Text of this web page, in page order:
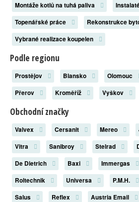
Montáže kotlů na tuhá paliva
Topenářské práce
Rekonstrukce
Vybrané realizace koupelen
Podle regionu
Prostějov Blansko Olomouc
Přerov
Kroměříž Vyškov
Obchodní značky
Valvex Cersanit Mereo
Vitra
Sanibroy Stelrad
De Dietrich
Baxi Immergas
Roltechnik
Universa P.M.H.
Salus
Reflex Austria Email